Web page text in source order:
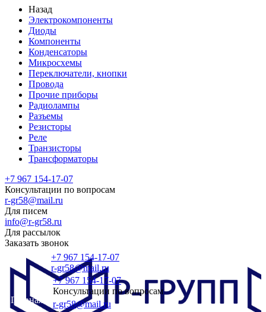
Назад
Электрокомпоненты
Диоды
Компоненты
Конденсаторы
Микросхемы
Переключатели, кнопки
Провода
Прочие приборы
Радиолампы
Разъемы
Резисторы
Реле
Транзисторы
Трансформаторы
+7 967 154-17-07
Консультации по вопросам
r-gr58@mail.ru
Для писем
info@r-gr58.ru
Для рассылок
Заказать звонок
Главная
+7 967 154-17-07
r-gr58@mail.ru
+7 967 154-17-07
Консультации по вопросам
r-gr58@mail.ru